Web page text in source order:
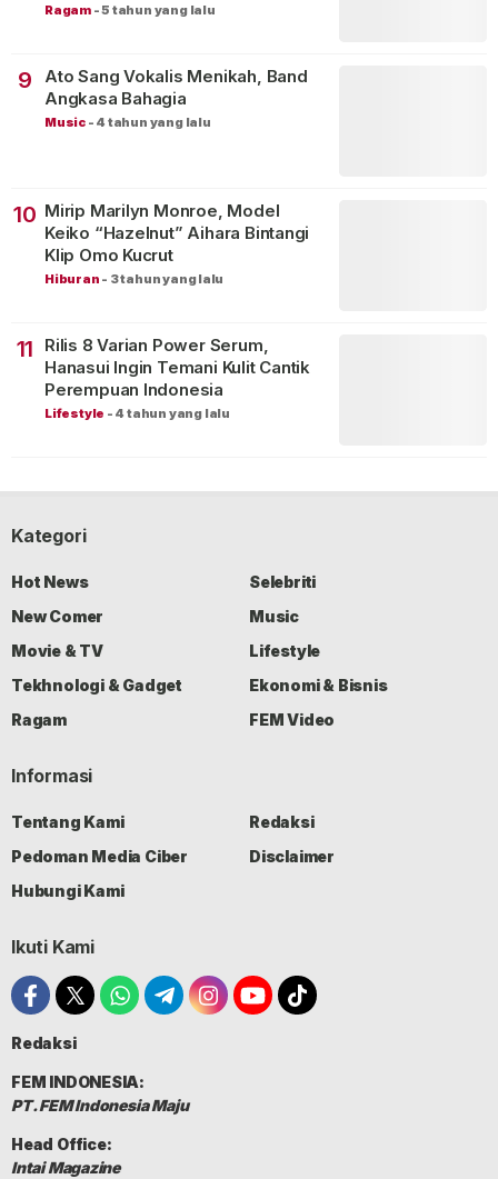
Ragam -5 tahun yang lalu
9
Ato Sang Vokalis Menikah, Band
Angkasa Bahagia
Music - 4 tahun yang lalu
10 Mirip Marilyn Monroe, Model
Keiko “Hazelnut” Aihara Bintangi
Klip Omo Kucrut
Hiburan - 3 tahun yang lalu
11
Rilis 8 Varian Power Serum,
Hanasui Ingin Temani Kulit Cantik
Perempuan Indonesia
Lifestyle - 4 tahun yang lalu
Kategori
Hot News
Selebriti
New Comer
Music
Movie & TV
Lifestyle
Tekhnologi & Gadget
Ekonomi & Bisnis
Ragam
FEM Video
Informasi
Tentang Kami
Redaksi
Pedoman Media Ciber
Disclaimer
Hubungi Kami
Ikuti Kami
Redaksi
FEM INDONESIA:
PT. FEM Indonesia Maju
Head Office:
Intai Magazine